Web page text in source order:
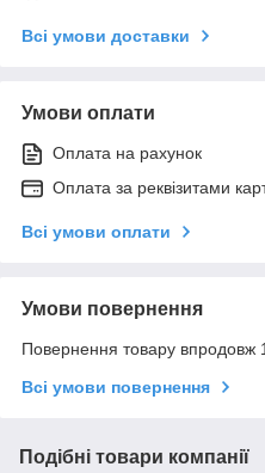
Всі умови доставки
Умови оплати
Оплата на рахунок
Оплата за реквізитами
Всі умови оплати
Умови повернення
Повернення товару впродовж
Всі умови повернення
Подібні товари компанії